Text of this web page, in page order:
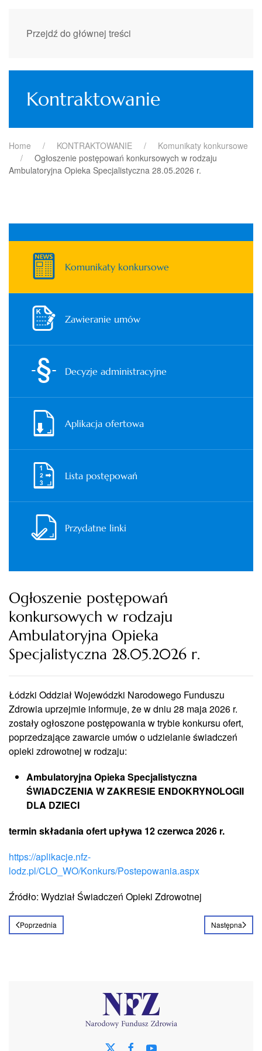
Przejdź do głównej treści
Kontraktowanie
Home KONTRAKTOWANIE
Komunikaty konkursowe
Ogłoszenie postępowań konkursowych w rodzaju
Ambulatoryjna Opieka Specjalistyczna 28.05.2026 r.
Komunikaty konkursowe
Zawieranie umów
Decyzje administracyjne
Aplikacja ofertowa
Lista postępowań
Przydatne linki
Ogłoszenie postępowań
konkursowych w rodzaju
Ambulatoryjna Opieka
Specjalistyczna 28.05.2026 r.
Łódzki Oddział Wojewódzki Narodowego Funduszu
Zdrowia uprzejmie informuje, że w dniu 28 maja 2026 r.
zostały ogłoszone postępowania w trybie konkursu ofert,
poprzedzające zawarcie umów o udzielanie świadczeń
opieki zdrowotnej w rodzaju:
Ambulatoryjna Opieka Specjalistyczna
ŚWIADCZENIA W ZAKRESIE ENDOKRYNOLOGII
DLA DZIECI
termin składania ofert upływa 12 czerwca 2026 r.
https://aplikacje.nfz-
lodz.pl/CLO_WO/Konkurs/Postepowania.aspx
Źródło: Wydział Świadczeń Opieki Zdrowotnej
Poprzednia Następna